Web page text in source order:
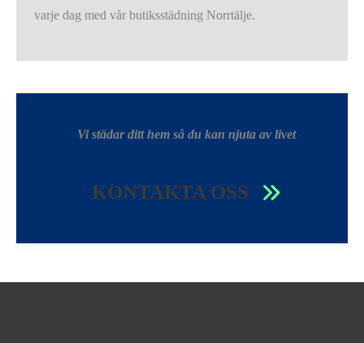
varje dag med vår butiksstädning Norrtälje.
Vi städar ditt hem så du kan njuta av livet
KONTAKTA OSS